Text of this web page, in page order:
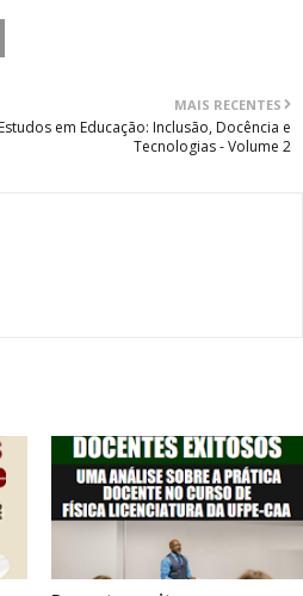
MAIS RECENTES
Estudos em Educação: Inclusão, Docência e
Tecnologias - Volume 2